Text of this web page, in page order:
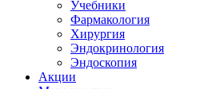
Учебники
Фармакология
Хирургия
Эндокринология
Эндоскопия
Акции